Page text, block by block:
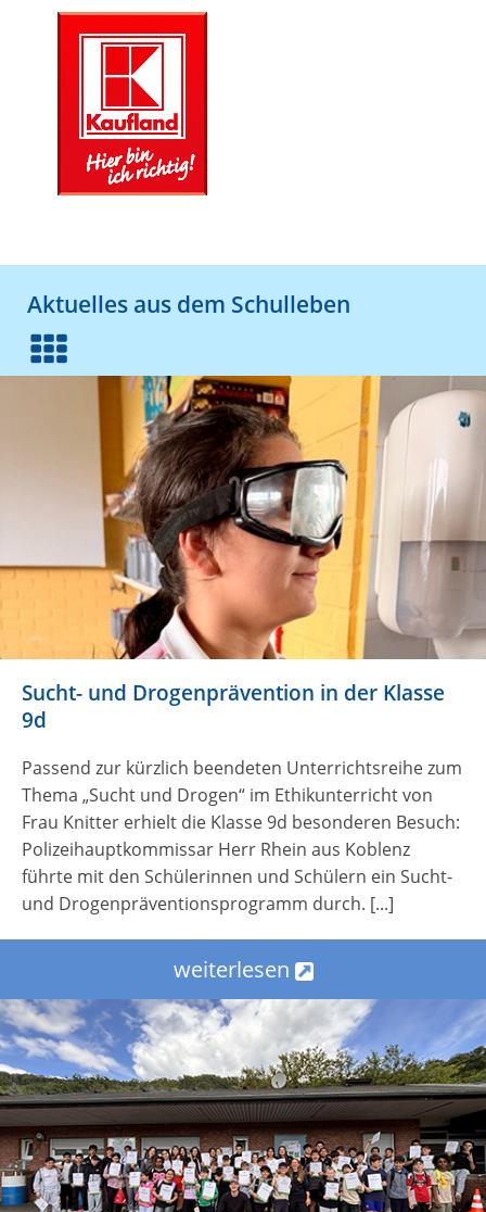
Aktuelles aus dem Schulleben
Sucht- und Drogenprävention in der Klasse
9d
Passend zur kürzlich beendeten Unterrichtsreihe zum
Thema „Sucht und Drogen“ im Ethikunterricht von
Frau Knitter erhielt die Klasse 9d besonderen Besuch:
Polizeihauptkommissar Herr Rhein aus Koblenz
führte mit den Schülerinnen und Schülern ein Sucht-
und Drogenpräventionsprogramm durch. [...]
weiterlesen